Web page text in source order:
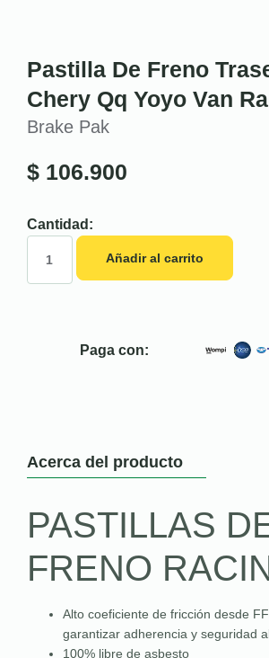
Pastilla De Freno
Chery Qq Yoyo Van
Brake Pak
$ 106.900
Cantidad:
Añadir al carrito
Paga con:
Acerca del producto
PASTILLAS
FRENO
Alto coeficiente de fricción desde
garantizar adherencia y seguridad
100% libre de asbesto